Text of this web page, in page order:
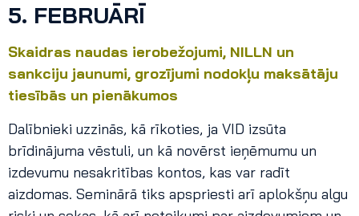
5. FEBRUĀRĪ
Skaidras naudas ierobežojumi, NILLN un
sankciju jaunumi, grozījumi nodokļu maksātāju
tiesībās un pienākumos
Dalībnieki uzzinās, kā rīkoties, ja VID izsūta
brīdinājuma vēstuli, un kā novērst ieņēmumu un
izdevumu nesakritības kontos, kas var radīt
aizdomas. Seminārā tiks apspriesti arī aplokšņu algu